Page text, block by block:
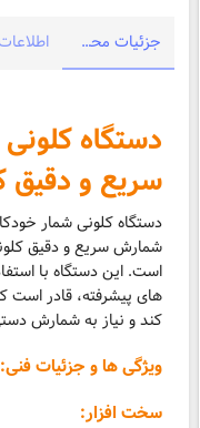
جزئیات محصول
دستگاه
سریع و دقیق
دستگاه کلونی شمار
شمارش سریع و دقیق
است. این دستگاه با
های پیشرفته، قادر است
کند و نیاز به شمارش
ویژگی ها و جزئیات فنی:
سخت افزار: